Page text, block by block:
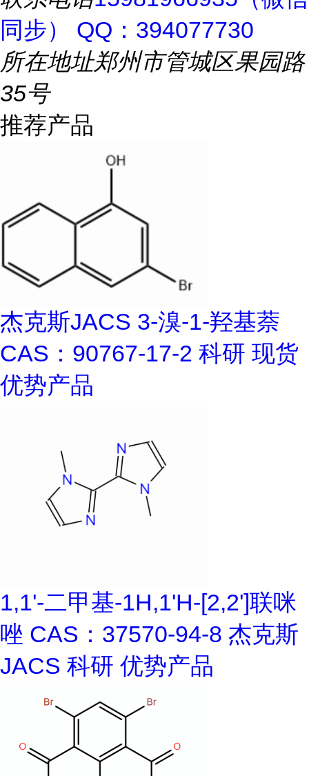
同步） QQ：394077730
所在地址郑州市管城区果园路
35号
推荐产品
杰克斯JACS 3-溴-1-羟基萘
CAS：90767-17-2 科研 现货
优势产品
1,1'-二甲基-1H,1'H-[2,2']联咪
唑 CAS：37570-94-8 杰克斯
JACS 科研 优势产品